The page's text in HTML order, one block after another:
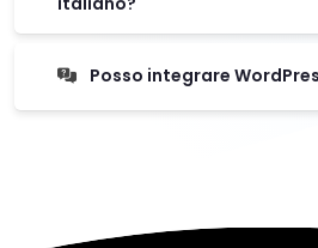
Posso integrare